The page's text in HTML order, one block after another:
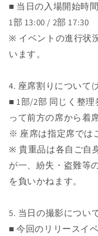
■ 当日の入場開始時間
1部 13:00 / 2部 17:30
※ イベントの進行状
います。
4. 座席割りについて(
■ 1部/2部 同じく整理
って前方の席から着席
※ 座席は指定席では
※ 貴重品は各自ご自
が一、紛失・盗難等
を負いかねます。
5. 当日の撮影につい
■ 今回のリリースイ